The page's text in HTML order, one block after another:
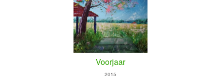
Voorjaar
2015